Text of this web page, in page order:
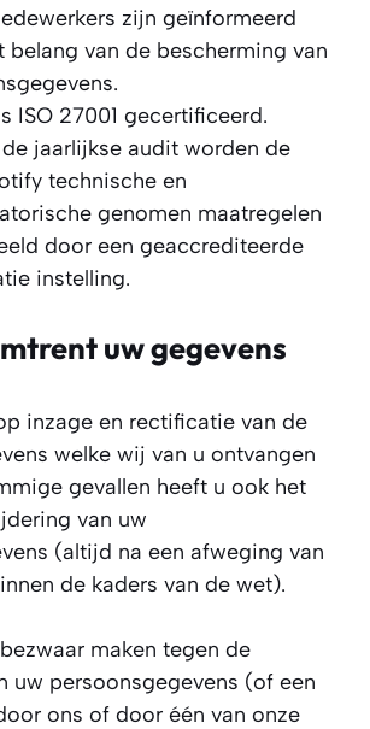
zijn geïnformeerd
belang van de bescherming van
ISO 27001 gecertificeerd.
jaarlijkse audit worden de
technische en
genomen maatregelen
door een geaccrediteerde
instelling.
uw gegevens
inzage en rectificatie van de
welke wij van u ontvangen
gevallen heeft u ook het
van uw
(altijd na een afweging van
de kaders van de wet).
maken tegen de
uw persoonsgegevens (of een
ons of door één van onze